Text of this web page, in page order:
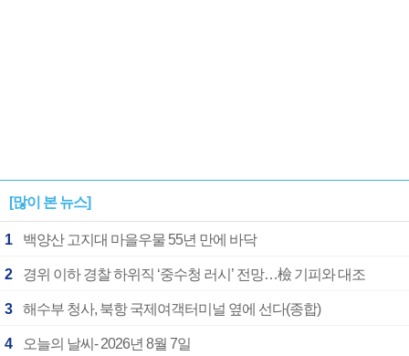
[많이 본 뉴스]
1 백양산 고지대 마을우물 55년 만에 바닥
2 경위 이하 경찰 하위직 ‘중수청 러시’ 전망…檢 기피와 대조
3 해수부 청사, 북항 국제여객터미널 옆에 선다(종합)
4 오늘의 날씨- 2026년 8월 7일